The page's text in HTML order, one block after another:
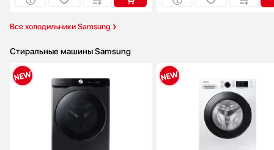
Meyvel
Neff
Nivona
NOVIS
Omoikiri
Все холодильники Samsung
Стиральные машины Samsung
Максимальная загрузка (кг):
Скорость отжима (об/мин):
Количество режимов стирки: